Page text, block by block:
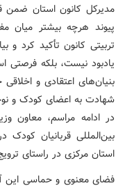
مدیرکل کانون استان ضمن
پیوند هرچه بیشتر میان
تربیتی کانون تأکید کرد
یادبود نیست، بلکه فرصتی
بنیان‌های اعتقادی و
شهادت به اعضای کودک و
در ادامه مراسم، معاون
بین‌المللی قربانیان
استان مرکزی در راستای
فضای معنوی و حماسی این